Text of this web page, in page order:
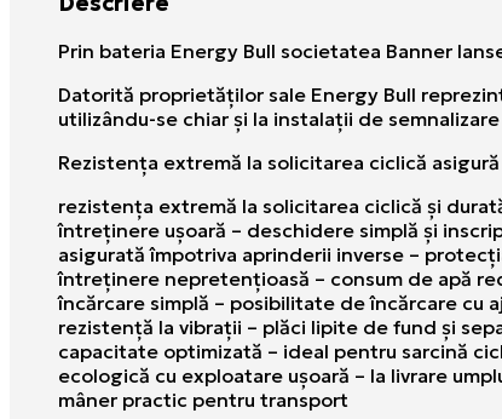
Prin bateria Energy Bull societatea Banner
Datorită proprietăţilor sale Energy Bull
utilizându-se chiar şi la instalaţii de
Rezistenţa extremă la solicitarea ciclică
rezistenţa extremă la solicitarea ciclică şi
întreţinere uşoară – deschidere simplă şi
asigurată împotriva aprinderii inverse –
întreţinere nepretenţioasă – consum de apă
încărcare simplă – posibilitate de încărcare cu
rezistenţă la vibraţii – plăci lipite de fund şi
capacitate optimizată – ideal pentru sarcină
ecologică cu exploatare uşoară – la livrare
mâner practic pentru transport